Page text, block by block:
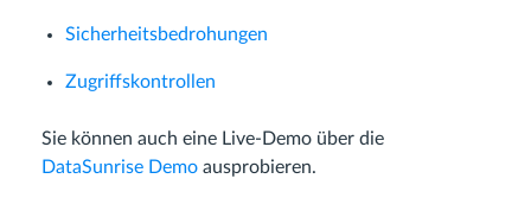
Sicherheitsbedrohungen
Zugriffskontrollen
Sie können auch eine Live-Demo über die
DataSunrise Demo ausprobieren.